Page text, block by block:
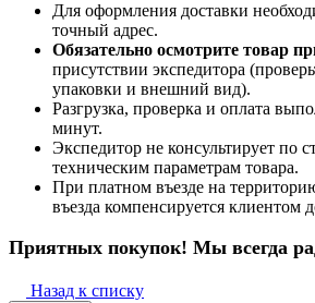
Для оформления доставки
точный адрес.
Обязательно осмотрите товар
присутствии экспедитора
упаковки и внешний вид).
Разгрузка, проверка и оплата
минут.
Экспедитор не консультирует по
техническим параметрам товара.
При платном въезде на
въезда компенсируется клиентом
Приятных покупок! Мы всегда
Назад к списку